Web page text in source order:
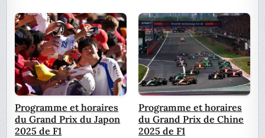
Programme et horaires
du Grand Prix du Japon
2025 de F1
Programme et horaires
du Grand Prix de Chine
2025 de F1